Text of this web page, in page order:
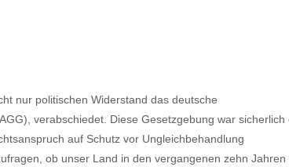
nur politischen Widerstand das deutsche
verabschiedet. Diese Gesetzgebung war sicherlich
auf Schutz vor Ungleichbehandlung
ob unser Land in den vergangenen zehn Jahren